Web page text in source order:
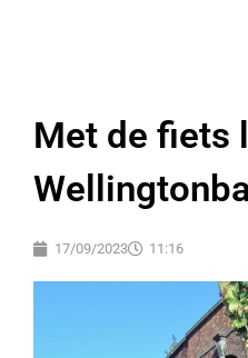
Met de fiets
17/09/2023 11:16